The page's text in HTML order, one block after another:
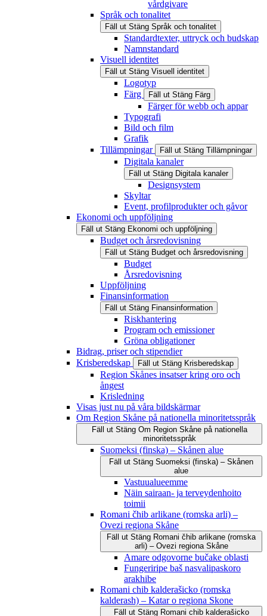
vårdgivare
Språk och tonalitet
Fäll ut Stäng Språk och tonalitet
Standardtexter, uttryck och budskap
Namnstandard
Visuell identitet
Fäll ut Stäng Visuell identitet
Logotyp
Färg
Fäll ut Stäng Färg
Färger för webb och appar
Typografi
Bild och film
Grafik
Tillämpningar
Fäll ut Stäng Tillämpningar
Digitala kanaler
Fäll ut Stäng Digitala kanaler
Designsystem
Skyltar
Event, profilprodukter och gåvor
Ekonomi och uppföljning
Fäll ut Stäng Ekonomi och uppföljning
Budget och årsredovisning
Fäll ut Stäng Budget och årsredovisning
Budget
Årsredovisning
Uppföljning
Finansinformation
Fäll ut Stäng Finansinformation
Riskhantering
Program och emissioner
Gröna obligationer
Bidrag, priser och stipendier
Krisberedskap
Fäll ut Stäng Krisberedskap
Region Skånes insatser kring oro och
ångest
Krisledning
Visas just nu på våra bildskärmar
Om Region Skåne på nationella minoritetsspråk
Fäll ut Stäng Om Region Skåne på nationella
minoritetsspråk
Suomeksi (finska) – Skånen alue
Fäll ut Stäng Suomeksi (finska) – Skånen
alue
Vastuualueemme
Näin sairaan- ja terveydenhoito
toimii
Romani čhib arlikane (romska arli) –
Ovezi regiona Skåne
Fäll ut Stäng Romani čhib arlikane (romska
arli) – Ovezi regiona Skåne
Amare odgovorne bučake oblasti
Fungeriripe baš nasvalipaskoro
arakhibe
Romani chib kalderašicko (romska
kalderash) – Katar o regiona Skone
Fäll ut Stäng Romani chib kalderašicko